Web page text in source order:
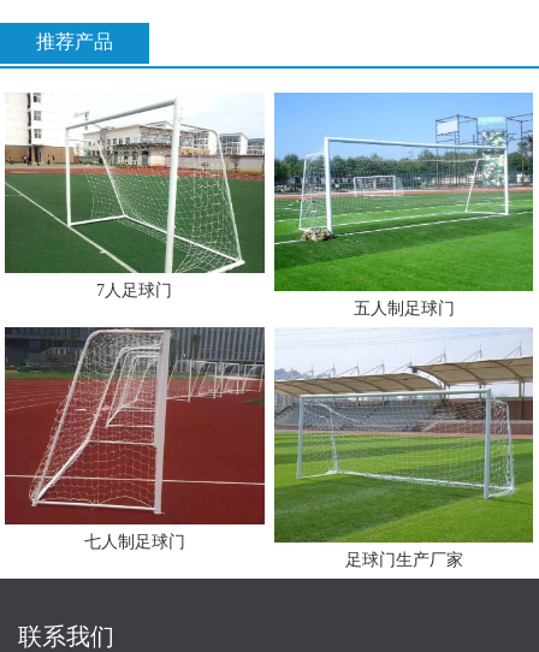
推荐产品
7人足球门
五人制足球门
七人制足球门
足球门生产厂家
联系我们